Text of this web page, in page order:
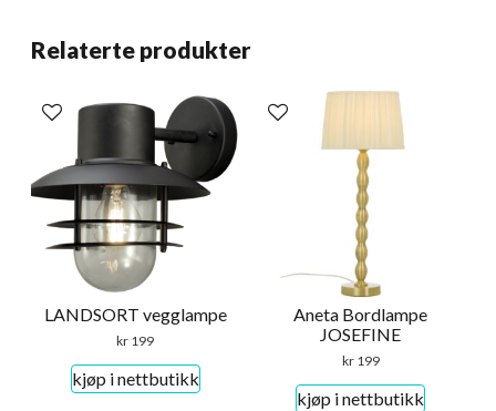
Relaterte produkter
LANDSORT vegglampe
kr 199
kjøp i nettbutikk
Aneta Bordlampe
JOSEFINE
kr199
kjøp i nettbutikk